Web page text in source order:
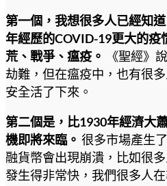
第一個，我想很多人已經知
年經歷的COVID-19更大的疫
荒、戰爭、瘟疫。
《聖經》
劫難，但在瘟疫中，也有很
安全活了下來。
第二個是，比1930年經濟大
機即將來臨。 很多市場產生
融貨幣會出現崩潰，比如很
發生得非常快，我們很多人在